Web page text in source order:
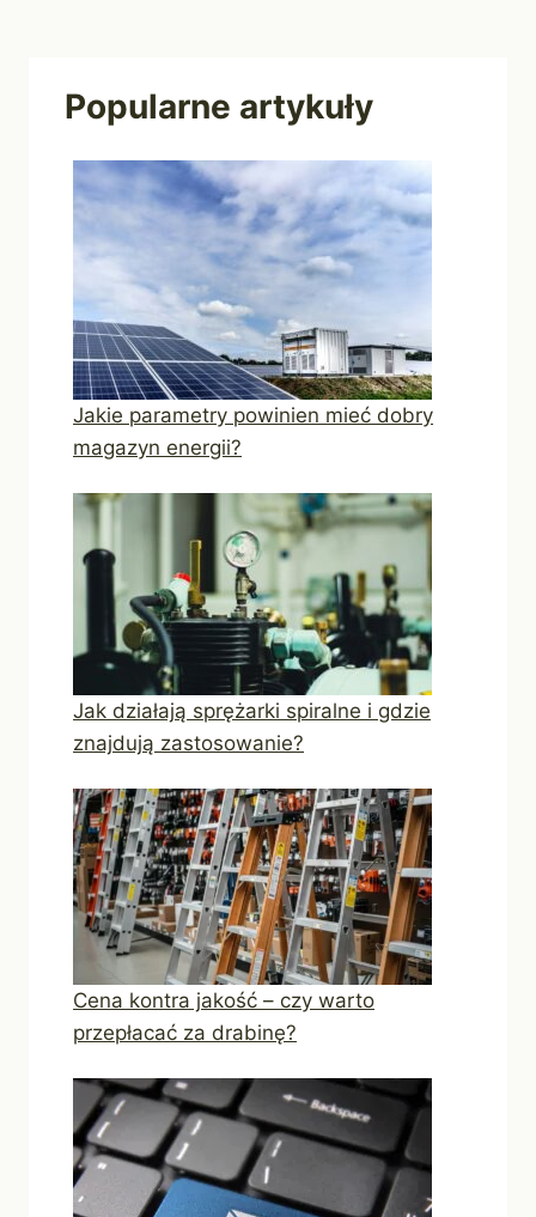
Popularne artykuły
Jakie parametry powinien mieć dobry
magazyn energii?
Jak działają sprężarki spiralne i gdzie
znajdują zastosowanie?
Cena kontra jakość – czy warto
przepłacać za drabinę?